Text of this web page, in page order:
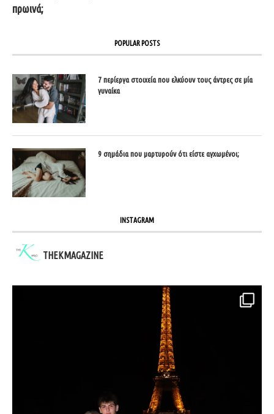
πρωινά;
POPULAR POSTS
7 περίεργα στοιχεία που ελκύουν τους άντρες σε μία
γυναίκα
9 σημάδια που μαρτυρούν ότι είστε αγχωμένοι;
INSTAGRAM
THEKMAGAZINE